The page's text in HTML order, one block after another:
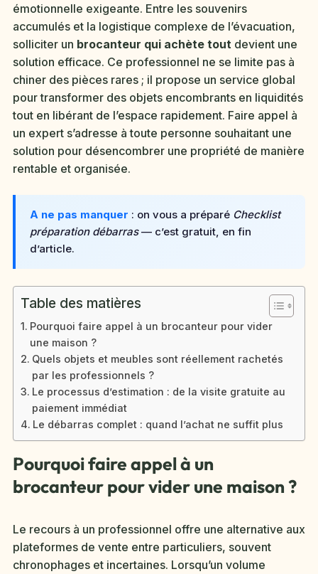
émotionnelle exigeante. Entre les souvenirs
accumulés et la logistique complexe de l’évacuation,
solliciter un brocanteur qui achète tout devient une
solution efficace. Ce professionnel ne se limite pas à
chiner des pièces rares ; il propose un service global
pour transformer des objets encombrants en liquidités
tout en libérant de l’espace rapidement. Faire appel à
un expert s’adresse à toute personne souhaitant une
solution pour désencombrer une propriété de manière
rentable et organisée.
A ne pas manquer : on vous a préparé Checklist
préparation débarras— c’est gratuit, en fin
d’article.
Table des matières
Pourquoi faire appel à un brocanteur pour vider
une maison ?
Quels objets et meubles sont réellement rachetés
par les professionnels ?
Le processus d’estimation : de la visite gratuite au
paiement immédiat
Le débarras complet : quand l’achat ne suffit plus
Pourquoi faire appel à un
brocanteur pour vider une maison ?
Le recours à un professionnel offre une alternative aux
plateformes de vente entre particuliers, souvent
chronophages et incertaines. Lorsqu’un volume